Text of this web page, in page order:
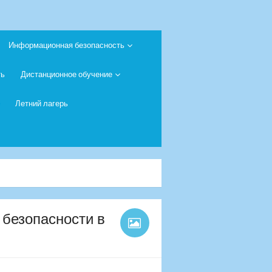
Информационная безопасность
Дистанционное обучение
Летний лагерь
в